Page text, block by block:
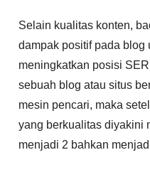
Selain kualitas konten,
dampak positif pada blog
meningkatkan posisi
sebuah blog atau situs
mesin pencari, maka
yang berkualitas diyakini
menjadi 2 bahkan